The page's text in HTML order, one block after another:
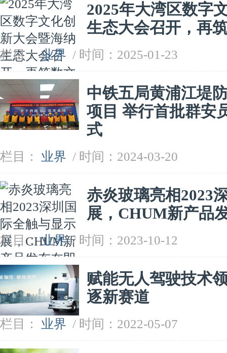
2025年大湾区数字
生态大会召开，再
栏目： 业界 / 时间：2025-01-23
中铁五局黄浦江堤
项目 举行首批群安
式
栏目： 业界 / 时间：2024-03-20
赤炎玻璃亮相2023
展，CHUM新产品
栏目： 业界 / 时间：2023-10-12
赋能无人驾驶技术
逐新赛道
栏目： 业界 / 时间：2022-05-07